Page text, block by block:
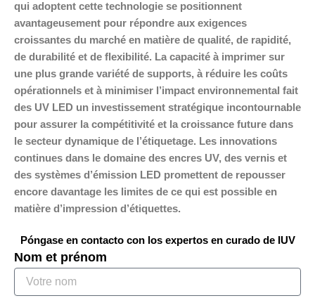
qui adoptent cette technologie se positionnent
avantageusement pour répondre aux exigences
croissantes du marché en matière de qualité, de rapidité,
de durabilité et de flexibilité. La capacité à imprimer sur
une plus grande variété de supports, à réduire les coûts
opérationnels et à minimiser l’impact environnemental fait
des UV LED un investissement stratégique incontournable
pour assurer la compétitivité et la croissance future dans
le secteur dynamique de l’étiquetage. Les innovations
continues dans le domaine des encres UV, des vernis et
des systèmes d’émission LED promettent de repousser
encore davantage les limites de ce qui est possible en
matière d’impression d’étiquettes.
Póngase en contacto con los expertos en curado de IUV
Nom et prénom